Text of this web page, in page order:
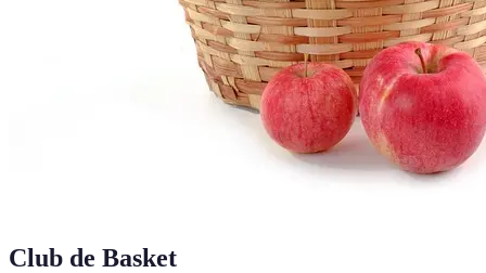
Club de Basket